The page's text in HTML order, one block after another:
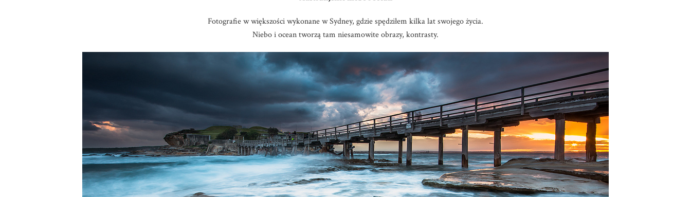
Fotografie w większości wykonane w Sydney, gdzie spędziłem kilka lat swojego życia.
Niebo i ocean tworzą tam niesamowite obrazy, kontrasty.